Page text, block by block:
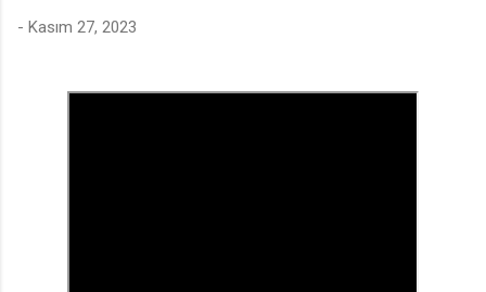
- Kasım 27, 2023